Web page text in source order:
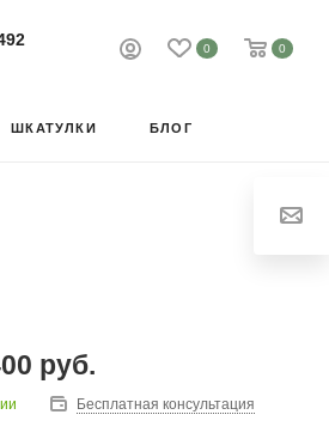
0 0
ШКАТУЛКИ БЛОГ
руб.
Бесплатная консультация